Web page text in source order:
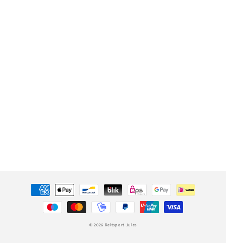
Zahlungsmethoden
© 2026 Reitsport Jules